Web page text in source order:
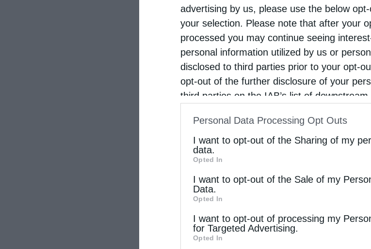
advertising by us, please use the below
your selection. Please note that after your
processed you may continue seeing
personal information utilized by us or
disclosed to third parties prior to your opt-
opt-out of the further disclosure of your
third parties on the IAB’s list of
IAB’s List of Downstream Participantsthat
other third parties.
Personal Data Processing Opt Outs
I want to opt-out of the Sharing of my
data.
Opted In
I want to opt-out of the Sale of my
Data.
Opted In
I want to opt-out of processing my
for Targeted Advertising.
Opted In